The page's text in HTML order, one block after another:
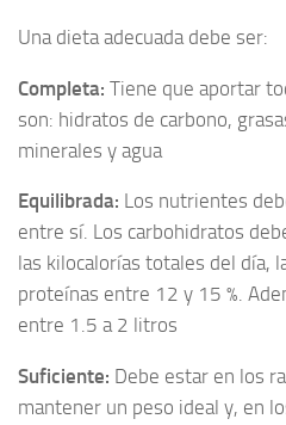
Una dieta adecuada debe ser:
Completa: Tiene que aportar
son: hidratos de carbono,
minerales y agua
Equilibrada: Los nutrientes
entre sí. Los carbohidratos
las kilocalorías totales del día,
proteínas entre 12 y 15 %.
entre 1.5 a 2 litros
Suficiente: Debe estar en los
mantener un peso ideal y, en